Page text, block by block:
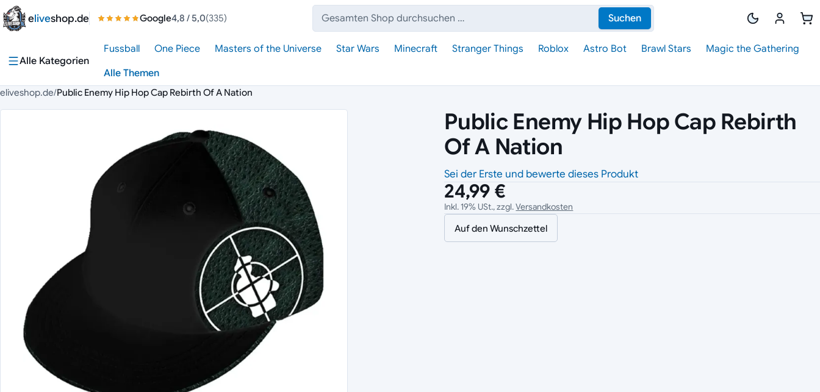
Zum Inhalt springen
eliveshop.de Google4,8 / 5,0(335)
Suche:
Suchen
Alle Kategorien
Fussball One Piece Masters of the Universe Star Wars Minecraft Stranger Things Roblox Astro Bot Brawl Stars
Magic the Gathering
Alle Themen
eliveshop.de/Public Enemy Hip Hop Cap Rebirth Of A Nation
Public Enemy Hip Hop Cap Rebirth
Of A Nation
Sei der Erste und bewerte dieses Produkt
24,99 €
Inkl. 19% USt., zzgl.Versandkosten
Auf den Wunschzettel